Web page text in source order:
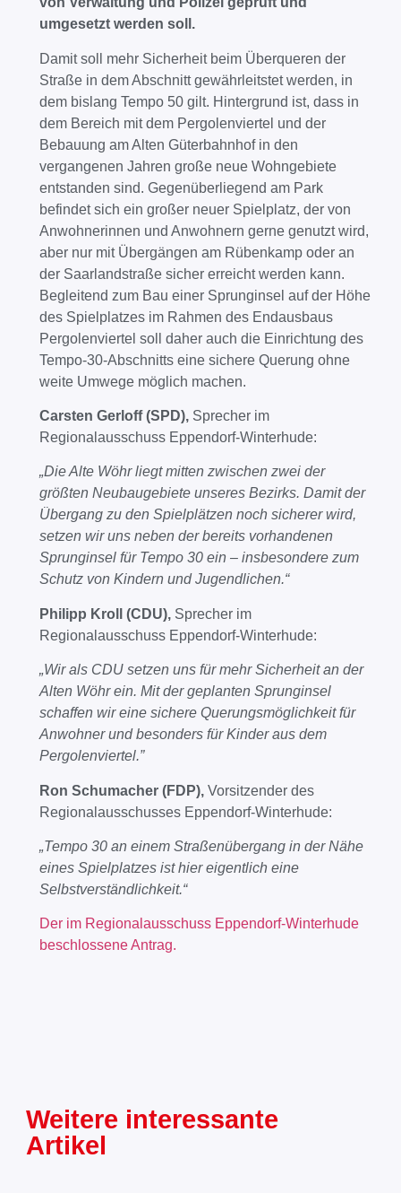
umgesetzt werden soll.
Damit soll mehr Sicherheit beim Überqueren der
Straße in dem Abschnitt gewährleitstet werden, in
dem bislang Tempo 50 gilt. Hintergrund ist, dass in
dem Bereich mit dem Pergolenviertel und der
Bebauung am Alten Güterbahnhof in den
vergangenen Jahren große neue Wohngebiete
entstanden sind. Gegenüberliegend am Park
befindet sich ein großer neuer Spielplatz, der von
Anwohnerinnen und Anwohnern gerne genutzt wird,
aber nur mit Übergängen am Rübenkamp oder an
der Saarlandstraße sicher erreicht werden kann.
Begleitend zum Bau einer Sprunginsel auf der Höhe
des Spielplatzes im Rahmen des Endausbaus
Pergolenviertel soll daher auch die Einrichtung des
Tempo-30-Abschnitts eine sichere Querung ohne
weite Umwege möglich machen.
Carsten Gerloff (SPD), Sprecher im
Regionalausschuss Eppendorf-Winterhude:
„Die Alte Wöhr liegt mitten zwischen zwei der
größten Neubaugebiete unseres Bezirks. Damit der
Übergang zu den Spielplätzen noch sicherer wird,
setzen wir uns neben der bereits vorhandenen
Sprunginsel für Tempo 30 ein – insbesondere zum
Schutz von Kindern und Jugendlichen.“
Philipp Kroll (CDU),Sprecher im
Regionalausschuss Eppendorf-Winterhude:
„Wir als CDU setzen uns für mehr Sicherheit an der
Alten Wöhr ein. Mit der geplanten Sprunginsel
schaffen wir eine sichere Querungsmöglichkeit für
Anwohner und besonders für Kinder aus dem
Pergolenviertel.”
Ron Schumacher (FDP),Vorsitzender des
Regionalausschusses Eppendorf-Winterhude:
„Tempo 30 an einem Straßenübergang in der Nähe
eines Spielplatzes ist hier eigentlich eine
Selbstverständlichkeit.“
Der im Regionalausschuss Eppendorf-Winterhude
beschlossene Antrag.
Weitere interessante
Artikel